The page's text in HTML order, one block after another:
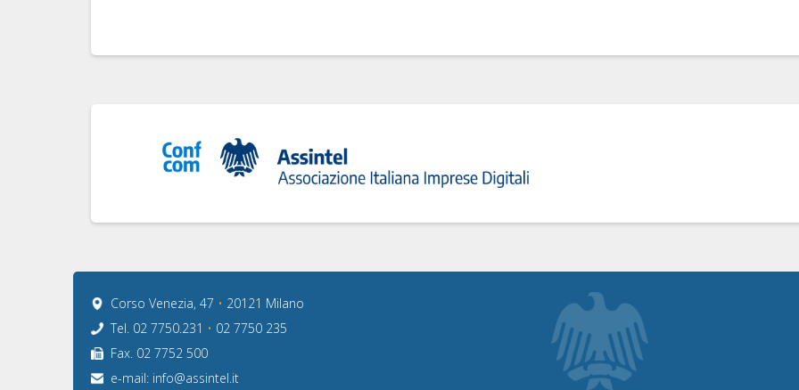
Corso Venezia, 47 • 20121 Milano
Tel. 02 7750.231 • 02 7750 235
Fax. 02 7752 500
e-mail: info@assintel.it